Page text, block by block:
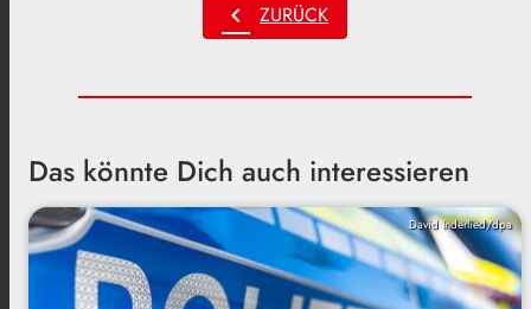
chevron_left ZURÜCK
Das könnte Dich auch interessieren
David Inderlied/dpa